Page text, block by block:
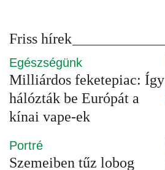
Friss hírek
Egészségünk
Milliárdos feketepiac: Így
hálózták be Európát a
kínai vape-ek
Portré
Szemeiben tűz lobog